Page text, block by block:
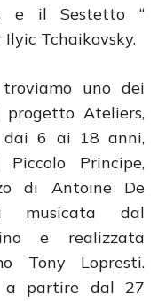
e il Sestetto “
Ilyic Tchaikovsky.
uno dei
Ateliers,
dai 6 ai 18 anni,
Principe,
di Antoine De
musicata dal
e realizzata
Tony Lopresti.
a partire dal 27